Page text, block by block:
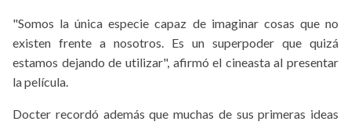
"Somos la única especie capaz de imaginar cosas que no
existen frente a nosotros. Es un superpoder que quizá
estamos dejando de utilizar", afirmó el cineasta al presentar
la película.
Docter recordó además que muchas de sus primeras ideas